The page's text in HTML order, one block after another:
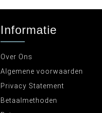
Informatie
Over Ons
Algemene voorwaarden
Privacy Statement
Betaalmethoden